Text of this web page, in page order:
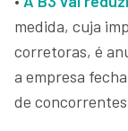
medida, cuja
corretoras, é
a empresa
de